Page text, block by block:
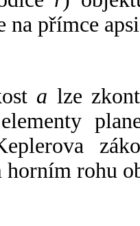
na přímce
a lze
horním rohu